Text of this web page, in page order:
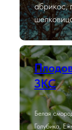
абрикос,
ЗКС
Белая
Голубика,